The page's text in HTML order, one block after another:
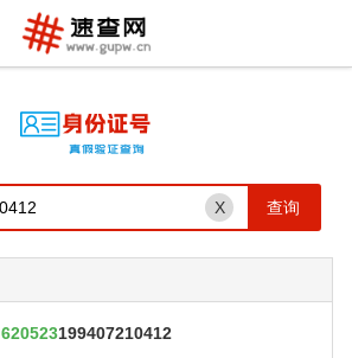
X
620523199407210412